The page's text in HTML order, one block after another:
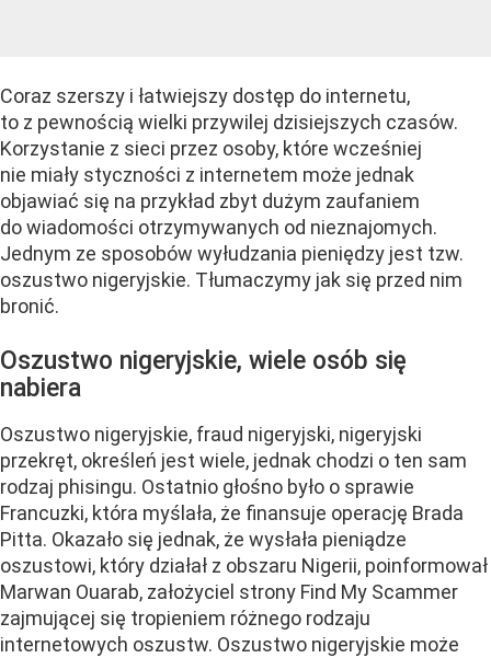
Coraz szerszy i łatwiejszy dostęp do internetu,
to z pewnością wielki przywilej dzisiejszych czasów.
Korzystanie z sieci przez osoby, które wcześniej
nie miały styczności z internetem może jednak
objawiać się na przykład zbyt dużym zaufaniem
do wiadomości otrzymywanych od nieznajomych.
Jednym ze sposobów wyłudzania pieniędzy jest tzw.
oszustwo nigeryjskie. Tłumaczymy jak się przed nim
bronić.
Oszustwo nigeryjskie, wiele osób się
nabiera
Oszustwo nigeryjskie, fraud nigeryjski, nigeryjski
przekręt, określeń jest wiele, jednak chodzi o ten sam
rodzaj phisingu. Ostatnio głośno było o sprawie
Francuzki, która myślała, że finansuje operację Brada
Pitta. Okazało się jednak, że wysłała pieniądze
oszustowi, który działał z obszaru Nigerii, poinformował
Marwan Ouarab, założyciel strony Find My Scammer
zajmującej się tropieniem różnego rodzaju
internetowych oszustw. Oszustwo nigeryjskie może